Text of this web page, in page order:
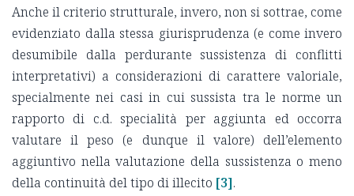
Anche il criterio strutturale, invero, non si sottrae, come
evidenziato dalla stessa giurisprudenza (e come invero
desumibile dalla perdurante sussistenza di conflitti
interpretativi) a considerazioni di carattere valoriale,
specialmente nei casi in cui sussista tra le norme un
rapporto di c.d. specialità per aggiunta ed occorra
valutare il peso (e dunque il valore) dell’elemento
aggiuntivo nella valutazione della sussistenza o meno
della continuità del tipo di illecito [3].